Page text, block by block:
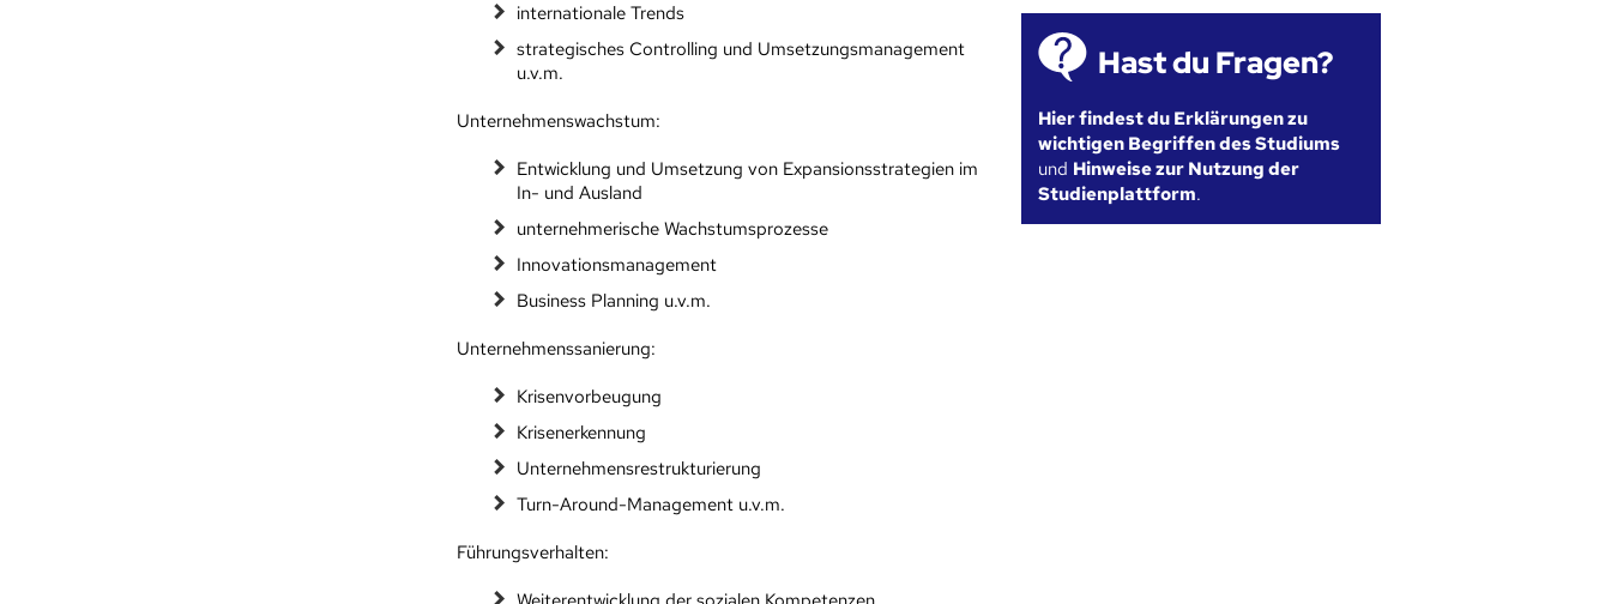
internationale Trends
strategisches Controlling und Umsetzungsmanagement
u.v.m.
Unternehmenswachstum:
Entwicklung und Umsetzung von Expansionsstrategien im
In- und Ausland
unternehmerische Wachstumsprozesse
Innovationsmanagement
Business Planning u.v.m.
Unternehmenssanierung:
Krisenvorbeugung
Krisenerkennung
Unternehmensrestrukturierung
Turn-Around-Management u.v.m.
Führungsverhalten:
Hast du Fragen?
Hier findest du Erklärungen zu
wichtigen Begriffen des Studiums
und Hinweise zur Nutzung der
Studienplattform.